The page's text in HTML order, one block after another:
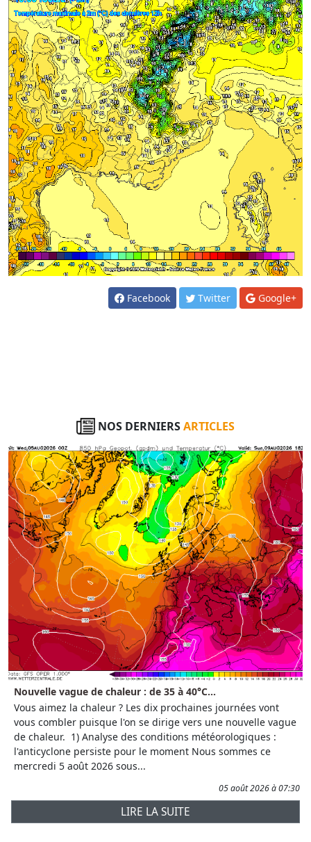
Facebook Twitter Google+
NOS DERNIERSARTICLES
Nouvelle vague de chaleur : de 35 à 40°C...
Vous aimez la chaleur ? Les dix prochaines journées vont
vous combler puisque l'on se dirige vers une nouvelle vague
de chaleur. 1) Analyse des conditions météorologiques :
l'anticyclone persiste pour le moment Nous sommes ce
mercredi 5 août 2026 sous...
05 août 2026 à 07:30
LIRE LA SUITE